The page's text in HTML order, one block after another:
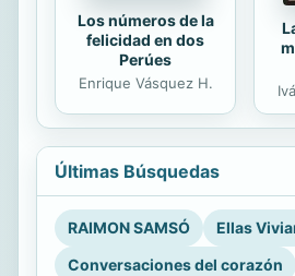
Los números de la
felicidad en dos
Perúes
Enrique Vásquez H.
Últimas Búsquedas
RAIMON SAMSÓ
Ellas
Conversaciones del corazón